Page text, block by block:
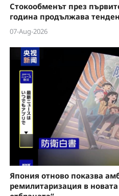
Стокообменът през
година продължава
07-Aug-2026
Япония отново показва
ремилитаризация в